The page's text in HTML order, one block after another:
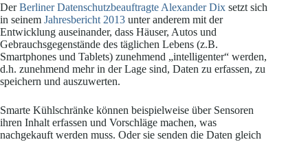
DerBerliner Datenschutzbeauftragte Alexander Dix setzt sich
in seinem Jahresbericht 2013 unter anderem mit der
Entwicklung auseinander, dass Häuser, Autos und
Gebrauchsgegenstände des täglichen Lebens (z.B.
Smartphones und Tablets) zunehmend „intelligenter“ werden,
d.h. zunehmend mehr in der Lage sind, Daten zu erfassen, zu
speichern und auszuwerten.
Smarte Kühlschränke können beispielweise über Sensoren
ihren Inhalt erfassen und Vorschläge machen, was
nachgekauft werden muss. Oder sie senden die Daten gleich